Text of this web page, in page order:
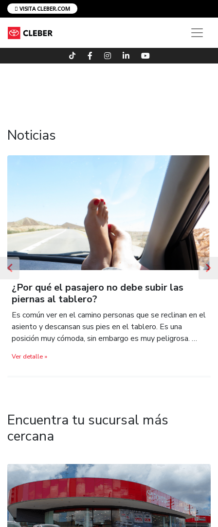
VISITA CLEBER.COM
Noticias
¿Por qué el pasajero no debe subir las
piernas al tablero?
Es común ver en el camino personas que se reclinan en el
asiento y descansan sus pies en el tablero. Es una
posición muy cómoda, sin embargo es muy peligrosa. …
Ver detalle »
Previous
Encuentra tu sucursal más
cercana